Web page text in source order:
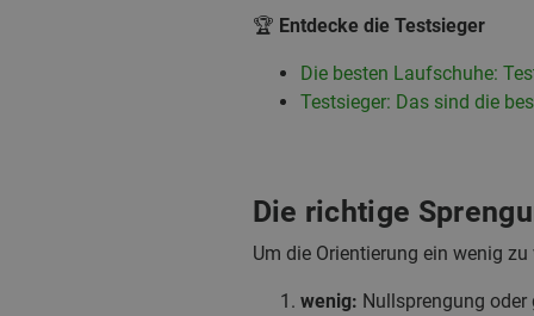
🏆 Entdecke die Testsieger
Die besten Laufschuhe:
Testsieger: Das sind die
Die richtige
Um die Orientierung ein wenig
wenig: Nullsprengung